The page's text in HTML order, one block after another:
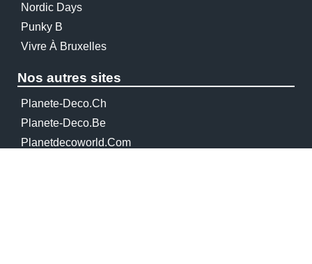
Nordic Days
Punky B
Vivre À Bruxelles
Nos autres sites
Planete-Deco.ch
Planete-Deco.be
Planetdecoworld.com